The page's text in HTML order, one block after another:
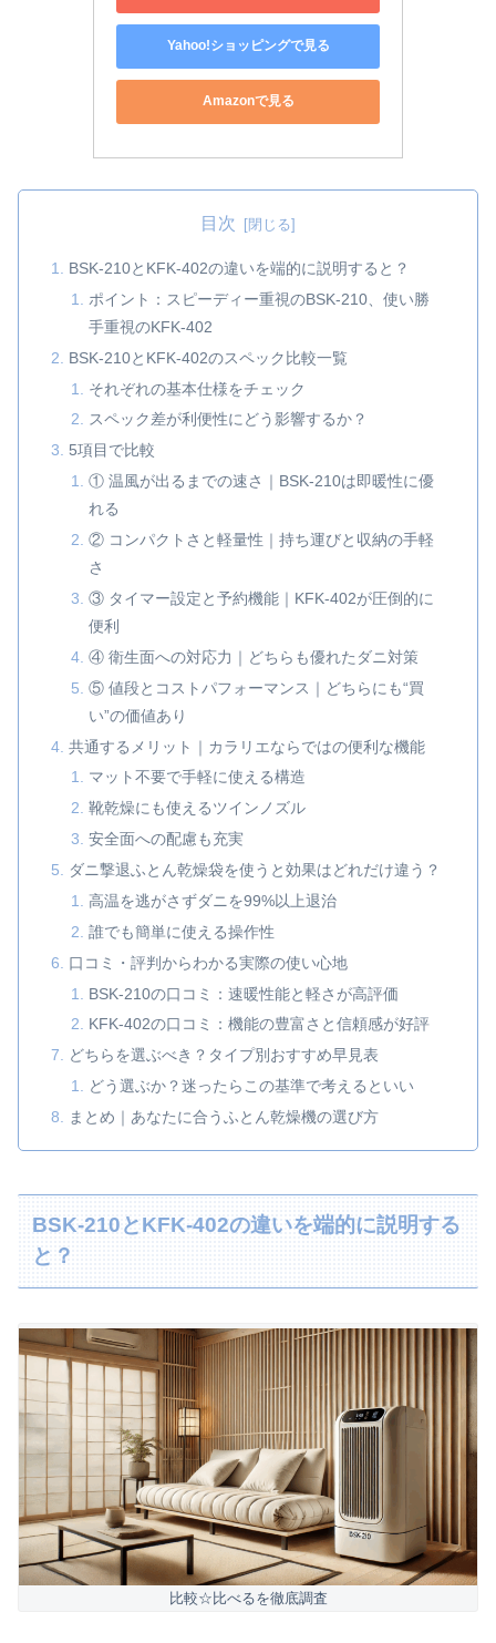
Yahoo!ショッピングで見る
Amazonで見る
目次
BSK-210とKFK-402の違いを端的に説明すると？
ポイント：スピーディー重視のBSK-210、使い勝
手重視のKFK-402
BSK-210とKFK-402のスペック比較一覧
それぞれの基本仕様をチェック
スペック差が利便性にどう影響するか？
5項目で比較
① 温風が出るまでの速さ｜BSK-210は即暖性に優
れる
② コンパクトさと軽量性｜持ち運びと収納の手軽
さ
③ タイマー設定と予約機能｜KFK-402が圧倒的に
便利
④ 衛生面への対応力｜どちらも優れたダニ対策
⑤ 値段とコストパフォーマンス｜どちらにも“買
い”の価値あり
共通するメリット｜カラリエならではの便利な機能
マット不要で手軽に使える構造
靴乾燥にも使えるツインノズル
安全面への配慮も充実
ダニ撃退ふとん乾燥袋を使うと効果はどれだけ違う？
高温を逃がさずダニを99%以上退治
誰でも簡単に使える操作性
口コミ・評判からわかる実際の使い心地
BSK-210の口コミ：速暖性能と軽さが高評価
KFK-402の口コミ：機能の豊富さと信頼感が好評
どちらを選ぶべき？タイプ別おすすめ早見表
どう選ぶか？迷ったらこの基準で考えるといい
まとめ｜あなたに合うふとん乾燥機の選び方
BSK-210とKFK-402の違いを端的に説明する
と？
比較☆比べるを徹底調査